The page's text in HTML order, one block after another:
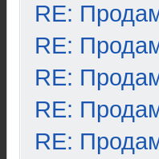
RE:
RE:
RE:
RE:
RE: